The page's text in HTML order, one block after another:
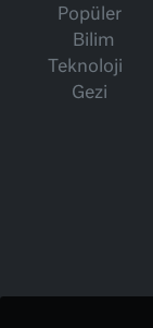
Popüler
Bilim
Teknoloji
Gezi